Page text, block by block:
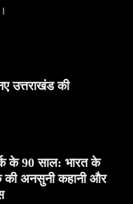
उत्तराखंड की
के 90 साल: भारत के
की अनसुनी कहानी और